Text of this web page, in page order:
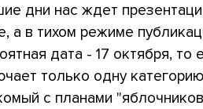
дни нас ждет
а в тихом режиме
дата - 17 октября,
только одну
с планами